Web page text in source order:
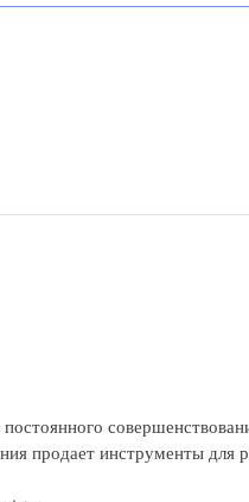
продает инструменты для